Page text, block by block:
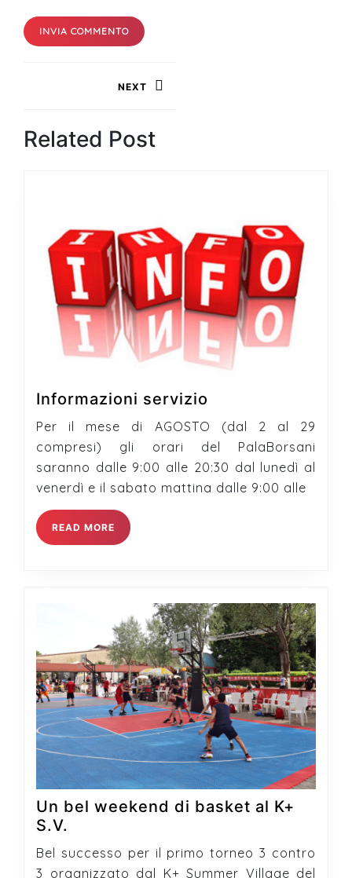
Navigazione
NEXT
post:
Related Post
Informazioni servizio
servizio
Per il mese di AGOSTO (dal 2 al 29
compresi) gli orari del PalaBorsani
saranno dalle 9:00 alle 20:30 dal lunedì al
venerdì e il sabato mattina dalle 9:00 alle
READ MORE READ
MORE
Un bel weekend di basket al K+
S.V.
weekend
Bel successo per il primo torneo 3 contro
3 organizzato dal K+ Summer Village del